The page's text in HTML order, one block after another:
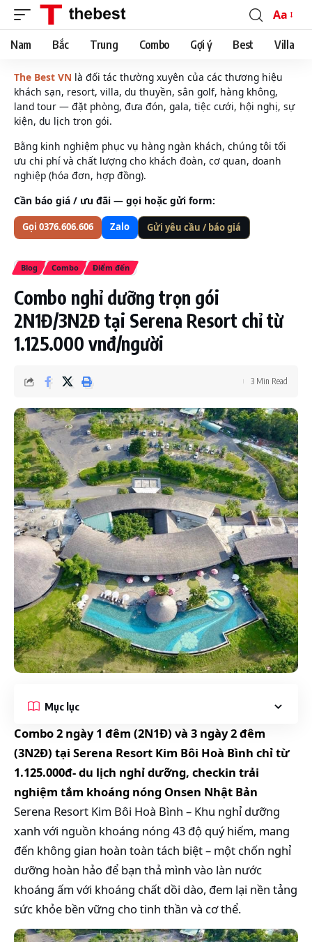
Font
Resizer
Aa
Nam Bắc Trung Combo Gợi ý Best Villa
The Best VN là đối tác thường xuyên của các thương hiệu
khách sạn, resort, villa, du thuyền, sân golf, hàng không,
land tour — đặt phòng, đưa đón, gala, tiệc cưới, hội nghị, sự
kiện, du lịch trọn gói.
Bằng kinh nghiệm phục vụ hàng ngàn khách, chúng tôi tối
ưu chi phí và chất lượng cho khách đoàn, cơ quan, doanh
nghiệp (hóa đơn, hợp đồng).
Cần báo giá / ưu đãi — gọi hoặc gửi form:
Gọi 0376.606.606 Zalo Gửi yêu cầu / báo giá
Blog Combo Điểm đến
Combo nghỉ dưỡng trọn gói
2N1Đ/3N2Đ tại Serena Resort chỉ từ
1.125.000 vnđ/người
3 Min Read
Mục lục
Combo 2 ngày 1 đêm (2N1Đ) và 3 ngày 2 đêm
(3N2Đ) tại Serena Resort Kim Bôi Hoà Bình chỉ từ
1.125.000đ- du lịch nghỉ dưỡng, checkin trải
nghiệm tắm khoáng nóng Onsen Nhật Bản
Serena Resort Kim Bôi Hoà Bình – Khu nghỉ dưỡng
xanh với nguồn khoáng nóng 43 độ quý hiếm, mang
đến không gian hoàn toàn tách biệt – một chốn nghỉ
dưỡng hoàn hảo để bạn thả mình vào làn nước
khoáng ấm với khoáng chất dồi dào, đem lại nền tảng
sức khỏe bền vững cho tinh thần và cơ thể.